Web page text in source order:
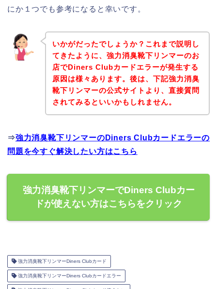
にか１つでも参考になると幸いです。
いかがだったでしょうか？これまで説明し
てきたように、強力消臭靴下リンマーのお
店でDiners Clubカードエラーが発生する
原因は様々あります。後は、下記強力消臭
靴下リンマーの公式サイトより、直接質問
されてみるといいかもしれません。
⇒強力消臭靴下リンマーのDiners Clubカードエラーの
問題を今すぐ解決したい方はこちら
強力消臭靴下リンマーでDiners Clubカー
ドが使えない方はこちらをクリック
強力消臭靴下リンマーDiners Clubカード
強力消臭靴下リンマーDiners Clubカードエラー